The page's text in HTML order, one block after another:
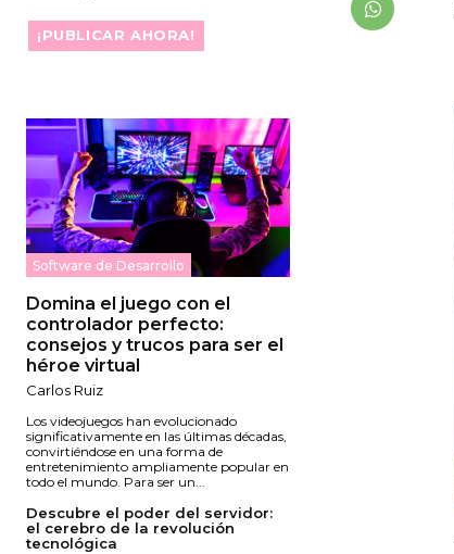
¡PUBLICAR AHORA!
Software de Desarrollo
Domina el juego con el
controlador perfecto:
consejos y trucos para ser el
héroe virtual
Carlos Ruiz
Los videojuegos han evolucionado
significativamente en las últimas décadas,
convirtiéndose en una forma de
entretenimiento ampliamente popular en
todo el mundo. Para ser un...
Descubre el poder del servidor:
el cerebro de la revolución
tecnológica